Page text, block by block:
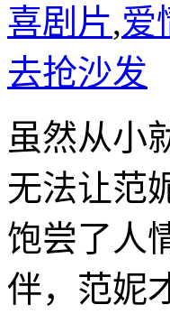
喜剧片,爱
去抢沙发
虽然从小
无法让范
饱尝了人
伴，范妮